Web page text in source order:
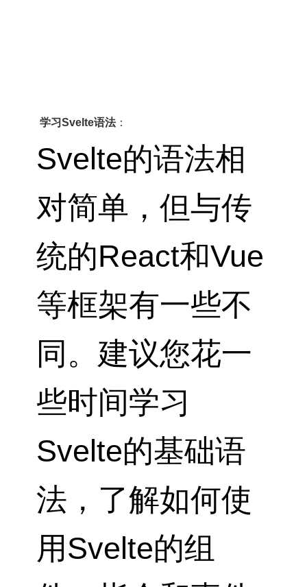
学习Svelte语法：
Svelte的语法相
对简单，但与传
统的React和Vue
等框架有一些不
同。建议您花一
些时间学习
Svelte的基础语
法，了解如何使
用Svelte的组